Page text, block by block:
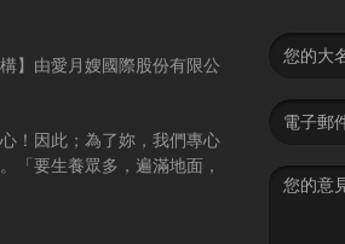
】由愛月嫂國際股份有限公
！因此；為了妳，我們專心
「要生養眾多，遍滿地面，
Name
Email
address
Message